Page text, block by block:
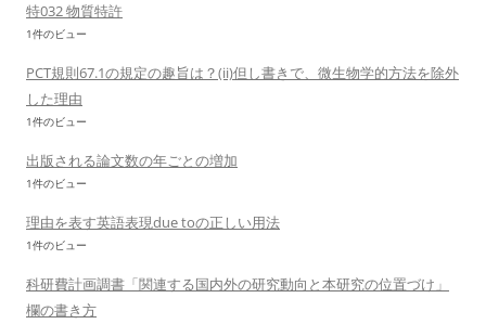
特032 物質特許
1件のビュー
PCT規則67.1の規定の趣旨は？(ii)但し書きで、微生物学的方法を除外
した理由
1件のビュー
出版される論文数の年ごとの増加
1件のビュー
理由を表す英語表現due toの正しい用法
1件のビュー
科研費計画調書「関連する国内外の研究動向と本研究の位置づけ」
欄の書き方